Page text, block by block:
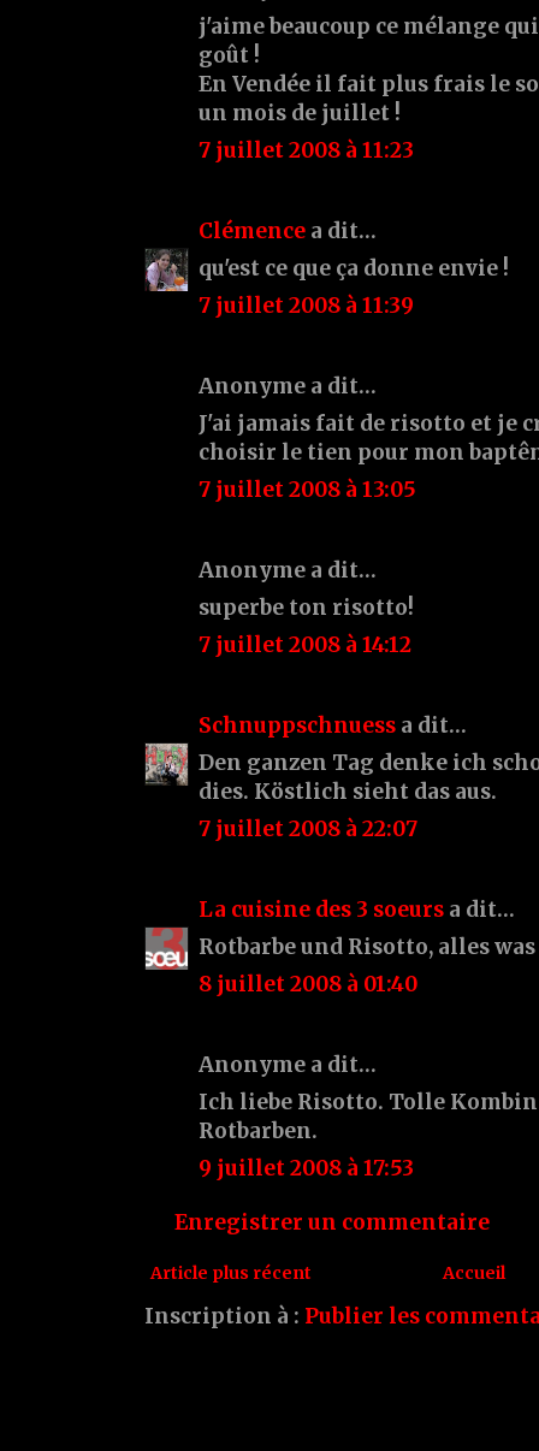
j'aime beaucoup ce mélange
goût !
En Vendée il fait plus frais le
un mois de juillet !
7 juillet 2008 à 11:23
Clémence a dit…
qu'est ce que ça donne envie !
7 juillet 2008 à 11:39
Anonyme a dit…
J'ai jamais fait de risotto et je
choisir le tien pour mon
7 juillet 2008 à 13:05
Anonyme a dit…
superbe ton risotto!
7 juillet 2008 à 14:12
Schnuppschnuess a dit…
Den ganzen Tag denke ich
dies. Köstlich sieht das aus.
7 juillet 2008 à 22:07
La cuisine des 3 soeurs a dit…
Rotbarbe und Risotto, alles
8 juillet 2008 à 01:40
Anonyme a dit…
Ich liebe Risotto. Tolle
Rotbarben.
9 juillet 2008 à 17:53
Enregistrer un commentaire
Article plus récent Accueil
Inscription à : Publier les